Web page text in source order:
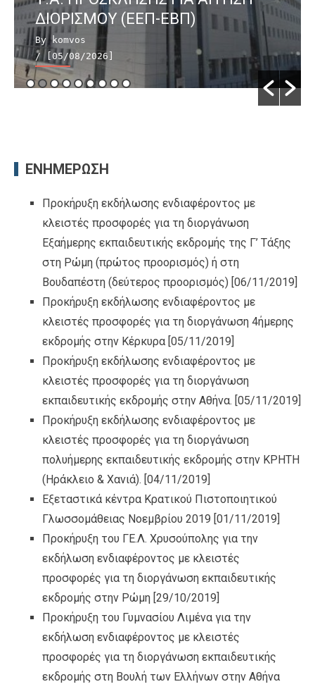
ΔΙΟΡΙΣΜΟΥ (ΕΕΠ-ΕΒΠ)
By komvos
/ [05/08/2026]
ΕΝΗΜΕΡΩΣΗ
Προκήρυξη εκδήλωσης ενδιαφέροντος με
κλειστές προσφορές για τη διοργάνωση
Εξαήμερης εκπαιδευτικής εκδρομής της Γ’ Τάξης
στη Ρώμη (πρώτος προορισμός) ή στη
Βουδαπέστη (δεύτερος προορισμός) [06/11/2019]
Προκήρυξη εκδήλωσης ενδιαφέροντος με
κλειστές προσφορές για τη διοργάνωση 4ήμερης
εκδρομής στην Κέρκυρα [05/11/2019]
Προκήρυξη εκδήλωσης ενδιαφέροντος με
κλειστές προσφορές για τη διοργάνωση
εκπαιδευτικής εκδρομής στην Αθήνα. [05/11/2019]
Προκήρυξη εκδήλωσης ενδιαφέροντος με
κλειστές προσφορές για τη διοργάνωση
πολυήμερης εκπαιδευτικής εκδρομής στην ΚΡΗΤΗ
(Ηράκλειο & Χανιά). [04/11/2019]
Εξεταστικά κέντρα Κρατικού Πιστοποιητικού
Γλωσσομάθειας Νοεμβρίου 2019 [01/11/2019]
Προκήρυξη του ΓΕ.Λ. Χρυσούπολης για την
εκδήλωση ενδιαφέροντος με κλειστές
προσφορές για τη διοργάνωση εκπαιδευτικής
εκδρομής στην Ρώμη [29/10/2019]
Προκήρυξη του Γυμνασίου Λιμένα για την
εκδήλωση ενδιαφέροντος με κλειστές
προσφορές για τη διοργάνωση εκπαιδευτικής
εκδρομής στη Βουλή των Ελλήνων στην Αθήνα